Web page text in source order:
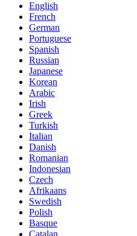
English
French
German
Portuguese
Spanish
Russian
Japanese
Korean
Arabic
Irish
Greek
Turkish
Italian
Danish
Romanian
Indonesian
Czech
Afrikaans
Swedish
Polish
Basque
Catalan